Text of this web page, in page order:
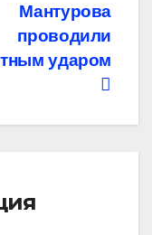
Мантурова
проводили
ударом